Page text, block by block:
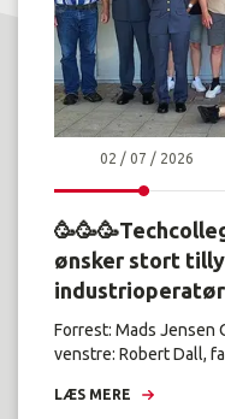
02 / 07 / 2026
ønsker stort
Forrest: Mads Jensen
venstre: Robert Dall,
LÆS MERE